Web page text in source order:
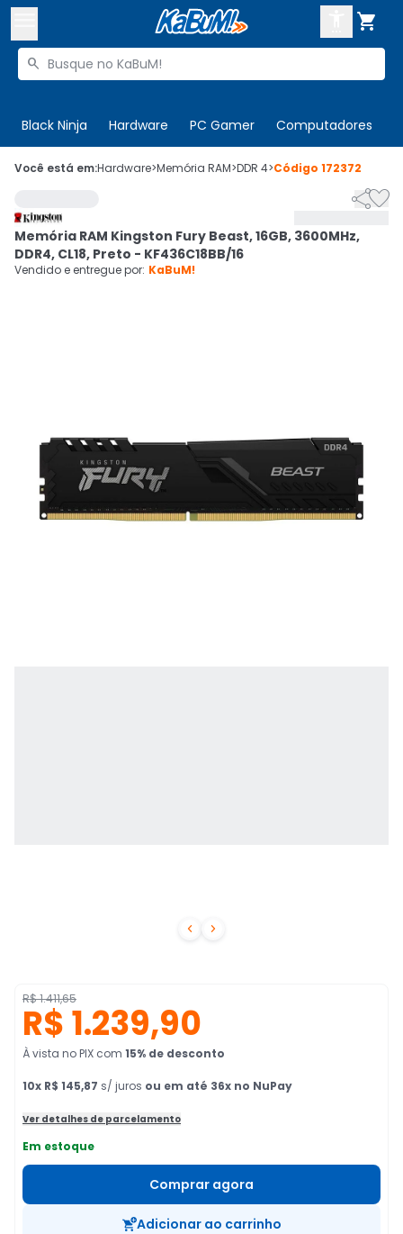

Buscar produtos

Black Ninja Hardware PC Gamer Computadores
 Olá. Acesse sua conta

Cupons
CADASTRE-SE
Você está em:Hardware>Memória RAM>DDR 4>Código 172372
 

Memória RAM Kingston Fury Beast, 16GB, 3600MHz,
DDR4, CL18, Preto - KF436C18BB/16
Vendido e entregue por: KaBuM!
R$ 1.411,65
R$ 1.239,90
À vista no PIX com 15% de desconto
10x R$ 145,87 s/ juros ou em até 36x no NuPay
Ver detalhes de parcelamento
Em estoque
Comprar agora
Adicionar ao carrinho